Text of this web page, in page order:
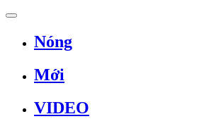
Nóng
Mới
VIDEO